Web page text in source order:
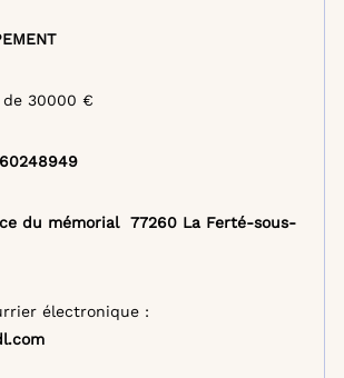
de 30000 €
du mémorial 77260 La Ferté-sous-
électronique :